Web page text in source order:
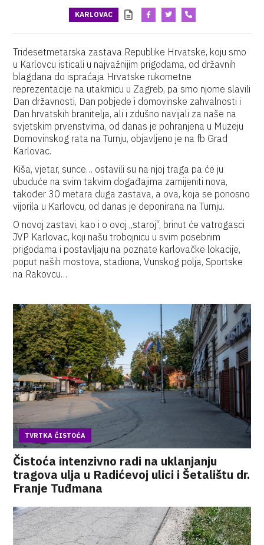
KARLOVAC
Tridesetmetarska zastava Republike Hrvatske, koju smo
u Karlovcu isticali u najvažnijim prigodama, od državnih
blagdana do ispraćaja Hrvatske rukometne
reprezentacije na utakmicu u Zagreb, pa smo njome slavili
Dan državnosti, Dan pobjede i domovinske zahvalnosti i
Dan hrvatskih branitelja, ali i zdušno navijali za naše na
svjetskim prvenstvima, od danas je pohranjena u Muzeju
Domovinskog rata na Turnju, objavljeno je na fb Grad
Karlovac.
Kiša, vjetar, sunce… ostavili su na njoj traga pa će ju
ubuduće na svim takvim događajima zamijeniti nova,
također 30 metara duga zastava, a ova, koja se ponosno
vijorila u Karlovcu, od danas je deponirana na Turnju.
O novoj zastavi, kao i o ovoj „staroj“, brinut će vatrogasci
JVP Karlovac, koji našu trobojnicu u svim posebnim
prigodama i postavljaju na poznate karlovačke lokacije,
poput naših mostova, stadiona, Vunskog polja, Sportske
na Rakovcu…
TVRTKA ČISTOĆA
Čistoća intenzivno radi na uklanjanju
tragova ulja u Radićevoj ulici i Šetalištu dr.
Franje Tuđmana